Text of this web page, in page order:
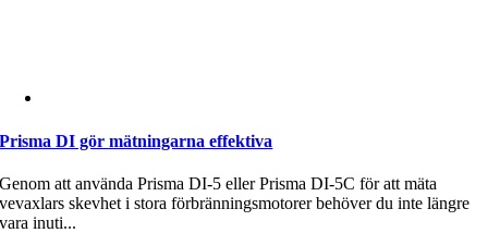
Prisma DI gör mätningarna effektiva
Genom att använda Prisma DI-5 eller Prisma DI-5C för att mäta
vevaxlars skevhet i stora förbränningsmotorer behöver du inte längre
vara inuti...